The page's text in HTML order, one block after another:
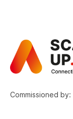
Commissioned by: